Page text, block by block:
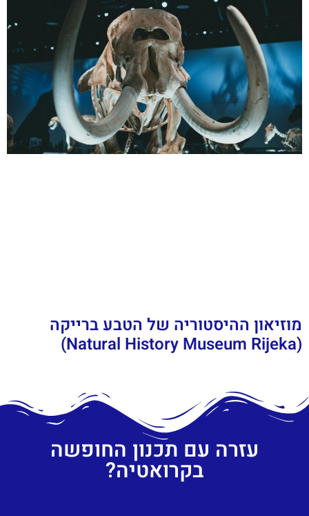
מוזיאון ההיסטוריה של הטבע ברייקה
(Natural History Museum Rijeka)
עזרה עם תכנון החופשה
בקרואטיה?